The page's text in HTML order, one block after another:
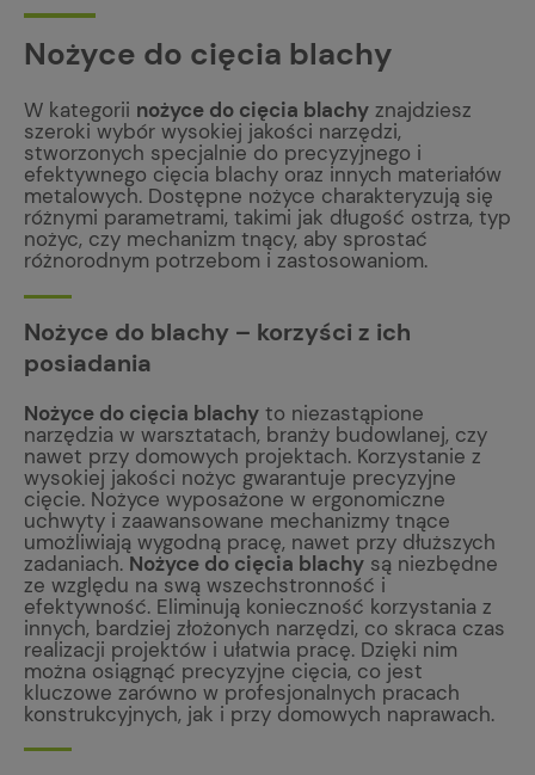
Nożyce do cięcia blachy
W kategorii nożyce do cięcia blachy znajdziesz
szeroki wybór wysokiej jakości narzędzi,
stworzonych specjalnie do precyzyjnego i
efektywnego cięcia blachy oraz innych materiałów
metalowych. Dostępne nożyce charakteryzują się
różnymi parametrami, takimi jak długość ostrza, typ
nożyc, czy mechanizm tnący, aby sprostać
różnorodnym potrzebom i zastosowaniom.
Nożyce do blachy – korzyści z ich
posiadania
Nożyce do cięcia blachy to niezastąpione
narzędzia w warsztatach, branży budowlanej, czy
nawet przy domowych projektach. Korzystanie z
wysokiej jakości nożyc gwarantuje precyzyjne
cięcie. Nożyce wyposażone w ergonomiczne
uchwyty i zaawansowane mechanizmy tnące
umożliwiają wygodną pracę, nawet przy dłuższych
zadaniach. Nożyce do cięcia blachy są niezbędne
ze względu na swą wszechstronność i
efektywność. Eliminują konieczność korzystania z
innych, bardziej złożonych narzędzi, co skraca czas
realizacji projektów i ułatwia pracę. Dzięki nim
można osiągnąć precyzyjne cięcia, co jest
kluczowe zarówno w profesjonalnych pracach
konstrukcyjnych, jak i przy domowych naprawach.